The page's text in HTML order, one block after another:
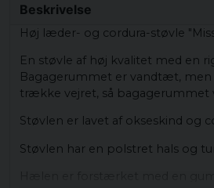
Beskrivelse
Høj læder- og cordura-støvle
En støvle af høj kvalitet med en
Bagagerummet er vandtæt, men
trække vejret, så bagagerummet
Støvlen er lavet af okseskind og
Støvlen har en polstret hals og